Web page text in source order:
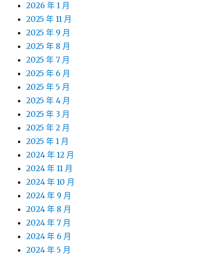
2026 年 1 月
2025 年 11 月
2025 年 9 月
2025 年 8 月
2025 年 7 月
2025 年 6 月
2025 年 5 月
2025 年 4 月
2025 年 3 月
2025 年 2 月
2025 年 1 月
2024 年 12 月
2024 年 11 月
2024 年 10 月
2024 年 9 月
2024 年 8 月
2024 年 7 月
2024 年 6 月
2024 年 5 月